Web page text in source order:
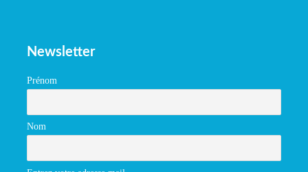
Newsletter
Prénom
Nom